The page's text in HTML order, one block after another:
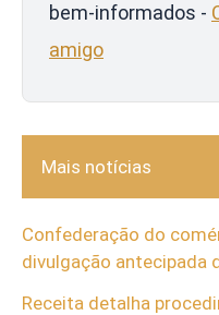
bem-informados -
amigo
Mais notícias
Confederação do
divulgação antecipada
Receita detalha